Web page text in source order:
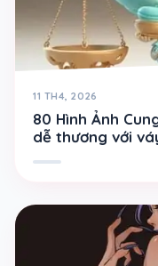
11 TH4, 2026
80 Hình Ảnh
dễ thương với